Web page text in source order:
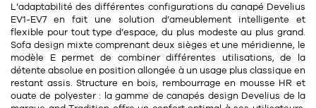
Créature
Literie
Plaid
Tapis
Bureau
Meuble à clapets
pour la chambre15
L’adaptabilité des différentes configurations du canapé Develius
EV1-EV7 en fait une solution d’ameublement intelligente et
flexible pour tout type d’espace, du plus modeste au plus grand.
Sofa design mixte comprenant deux sièges et une méridienne, le
modèle E permet de combiner différentes utilisations, de la
détente absolue en position allongée à un usage plus classique en
restant assis. Structure en bois, rembourrage en mousse HR et
ouate de polyester: la gamme de canapés design Develius de la